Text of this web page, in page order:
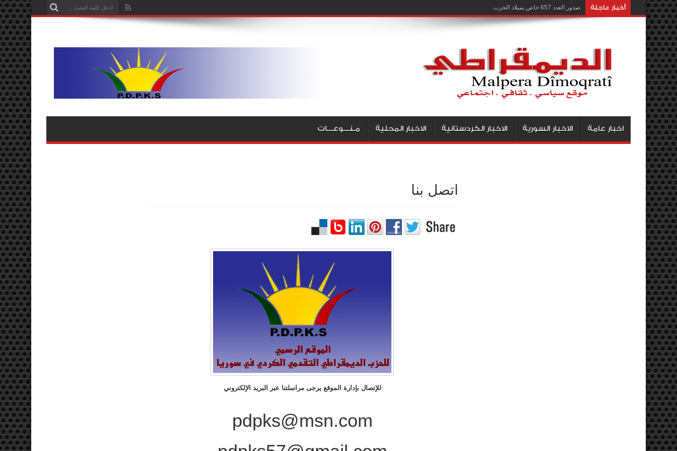
أخبار عاجلة صدور العدد 657 خاص بميلاد الحزب
اخبار عامة الاخبار السورية الاخبار الكردستانية الاخبار المحلية مـنـــوعـــات
اتصل بنا
للإتصال بإدارة الموقع يرجى مراسلتنا عبر البريد الإلكتروني
pdpks@msn.com